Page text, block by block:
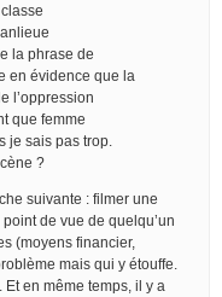
la phrase de
en évidence que la
l’oppression
que femme
je sais pas trop.
?
suivante : filmer une
de vue de quelqu’un
(moyens financier,
mais qui y étouffe.
en même temps, il y a